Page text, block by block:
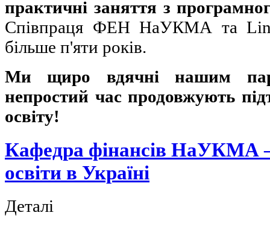
практичні заняття з
Співпраця ФЕН НаУКМА та
більше п'яти років.
Ми щиро вдячні нашим
непростий час продовжують
освіту!
Кафедра фінансів НаУКМА
освіти в Україні
Деталі